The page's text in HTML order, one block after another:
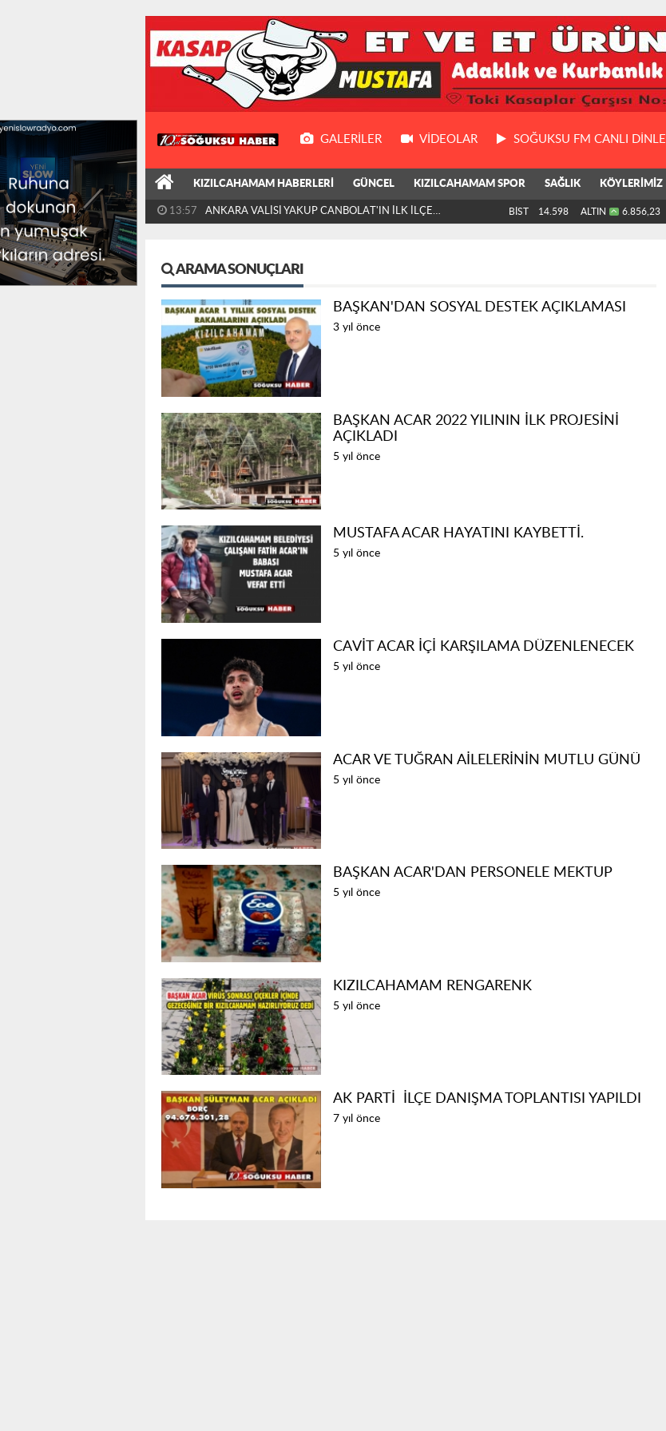
GALERILER VIDEOLAR SOĞUKSU FM CANLI DİNLE
KIZILCAHAMAM HABERLERİ GÜNCEL KIZILCAHAMAM SPOR SAĞLIK KÖYLERİMİZ
13:57 ANKARA VALİSİ YAKUP CANBOLAT'IN İLK İLÇE BİST 14.598 ALTIN 6.856,23
ARAMA SONUÇLARI
BAŞKAN'DAN SOSYAL DESTEK AÇIKLAMASI
3 yıl önce
BAŞKAN ACAR 2022 YILININ İLK PROJESİNİ
AÇIKLADI
5 yıl önce
MUSTAFA ACAR HAYATINI KAYBETTİ.
5 yıl önce
CAVİT ACAR İÇİ KARŞILAMA DÜZENLENECEK
5 yıl önce
ACAR VE TUĞRAN AİLELERİNİN MUTLU GÜNÜ
5 yıl önce
BAŞKAN ACAR'DAN PERSONELE MEKTUP
5 yıl önce
KIZILCAHAMAM RENGARENK
5 yıl önce
AK PARTİ İLÇE DANIŞMA TOPLANTISI YAPILDI
7 yıl önce